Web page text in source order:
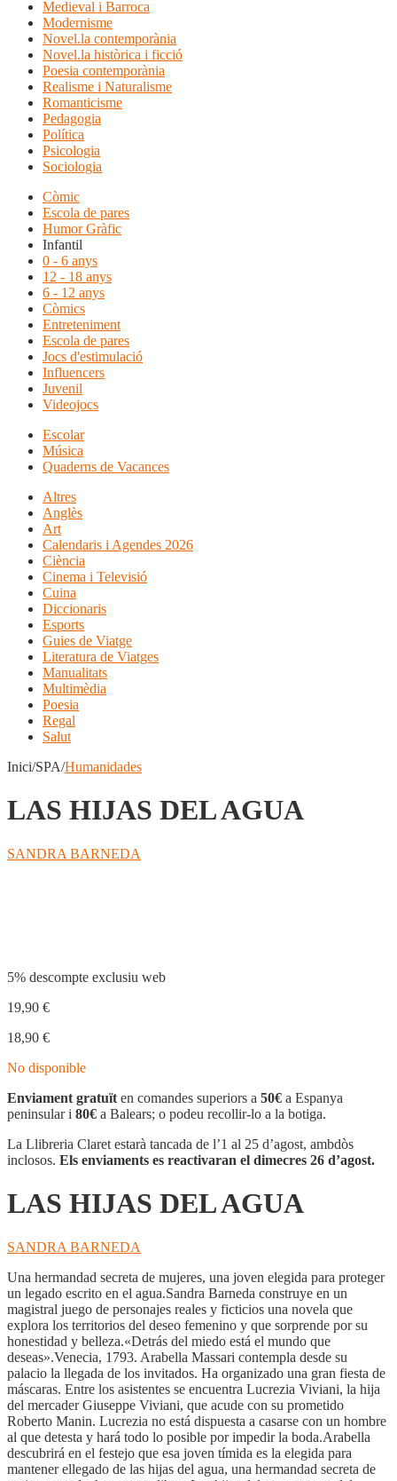
Medieval i Barroca
Modernisme
Novel.la contemporània
Novel.la històrica i ficció
Poesia contemporània
Realisme i Naturalisme
Romanticisme
Pedagogia
Política
Psicologia
Sociologia
Còmic
Escola de pares
Humor Gràfic
Infantil
0 - 6 anys
12 - 18 anys
6 - 12 anys
Còmics
Entreteniment
Escola de pares
Jocs d'estimulació
Influencers
Juvenil
Videojocs
Escolar
Música
Quaderns de Vacances
Altres
Anglès
Art
Calendaris i Agendes 2026
Ciència
Cinema i Televisió
Cuina
Diccionaris
Esports
Guies de Viatge
Literatura de Viatges
Manualitats
Multimèdia
Poesia
Regal
Salut
Inici/SPA/Humanidades
LAS HIJAS DEL AGUA
SANDRA BARNEDA
5% descompte exclusiu web
19,90 €
18,90 €
No disponible
Enviament gratuït en comandes superiors a 50€ a Espanya
peninsular i 80€ a Balears; o podeu recollir-lo a la botiga.
La Llibreria Claret estarà tancada de l’1 al 25 d’agost, ambdòs
inclosos. Els enviaments es reactivaran el dimecres 26 d’agost.
LAS HIJAS DEL AGUA
SANDRA BARNEDA
Una hermandad secreta de mujeres, una joven elegida para proteger
un legado escrito en el agua.Sandra Barneda construye en un
magistral juego de personajes reales y ficticios una novela que
explora los territorios del deseo femenino y que sorprende por su
honestidad y belleza.«Detrás del miedo está el mundo que
deseas».Venecia, 1793. Arabella Massari contempla desde su
palacio la llegada de los invitados. Ha organizado una gran fiesta de
máscaras. Entre los asistentes se encuentra Lucrezia Viviani, la hija
del mercader Giuseppe Viviani, que acude con su prometido
Roberto Manin. Lucrezia no está dispuesta a casarse con un hombre
al que detesta y hará todo lo posible por impedir la boda.Arabella
descubrirá en el festejo que esa joven tímida es la elegida para
mantener ellegado de las hijas del agua, una hermandad secreta de